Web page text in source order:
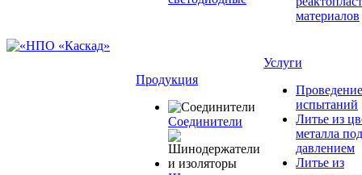
материалов
Продукция
Соединители
Услуги
Проведение
испытаний
Литье из
металла под
давлением
Литье из